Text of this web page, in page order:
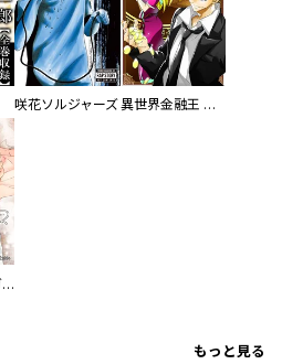
咲花ソルジャーズ 異世界金融王 ～クローネ・ゴルディオンの覇道～
巣づくりオメガバース
もっと見る